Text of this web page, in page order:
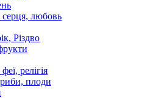
серця, любовь
Різдво
релігія
плоди